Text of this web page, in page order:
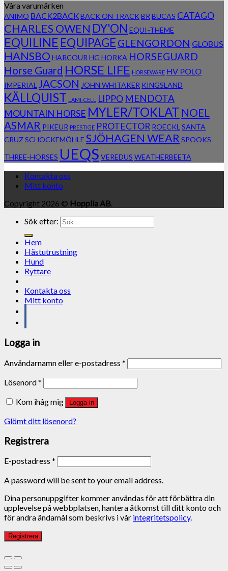
Våra varumärken
ANIMO BACK2BACKBACK ON TRACK BR BUCAS CATAGO
CHARLES OWEN DY'ON EQUI-THEME
EQUILINE EQUIPAGE GLENGORDON GLOBUS
HANSBO HARCOUR HG HORKA HORSEGUARD
Horse Guard HORSE LIFE HORSEWARE HV POLO
IMPERIAL JACSON JOHN WHITAKER KINGSLAND
KÄLLQUIST LAMI-CELL LIPPO MENDOTA
MOUNTAIN HORSE MYLER/TOKLAT NOEL
ASMAR PIKEUR PRESTIGE PROTECTOR ROECKL SANTA
CRUZSCHOCKEMÖHLE SJÖHAGEN WEAR SPOOKS
THREE-HORSES UEQS VEREDUS WEATHERBEETA
Kontakta oss
Mitt konto
Copyright 2026 © Hopplia AB.
Sök efter:
Hem
Hästutrustning
Hund
Ryttare
Kontakta oss
Mitt konto
Logga in
Användarnamn eller e-postadress *
Lösenord*
Kom ihåg mig
Logga in
Glömt ditt lösenord?
Registrera
E-postadress *
A password will be sent to your email address.
Dina personuppgifter kommer användas för att förbättra din
upplevelse på webbplatsen, hantera åtkomst till ditt konto och
för andra ändamål som beskrivs i vår integritetspolicy.
Registrera